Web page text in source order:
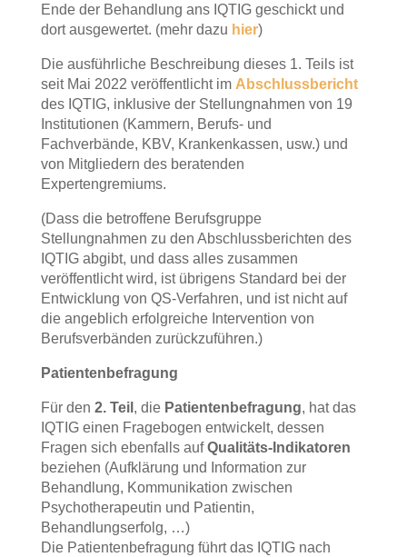
Ende der Behandlung ans IQTIG geschickt und
dort ausgewertet. (mehr dazu hier)
Die ausführliche Beschreibung dieses 1. Teils ist
seit Mai 2022 veröffentlicht im Abschlussbericht
des IQTIG, inklusive der Stellungnahmen von 19
Institutionen (Kammern, Berufs- und
Fachverbände, KBV, Krankenkassen, usw.) und
von Mitgliedern des beratenden
Expertengremiums.
(Dass die betroffene Berufsgruppe
Stellungnahmen zu den Abschlussberichten des
IQTIG abgibt, und dass alles zusammen
veröffentlicht wird, ist übrigens Standard bei der
Entwicklung von QS-Verfahren, und ist nicht auf
die angeblich erfolgreiche Intervention von
Berufsverbänden zurückzuführen.)
Patientenbefragung
Für den 2. Teil , die Patientenbefragung, hat das
IQTIG einen Fragebogen entwickelt, dessen
Fragen sich ebenfalls aufQualitäts-Indikatoren
beziehen (Aufklärung und Information zur
Behandlung, Kommunikation zwischen
Psychotherapeutin und Patientin,
Behandlungserfolg, …)
Die Patientenbefragung führt das IQTIG nach